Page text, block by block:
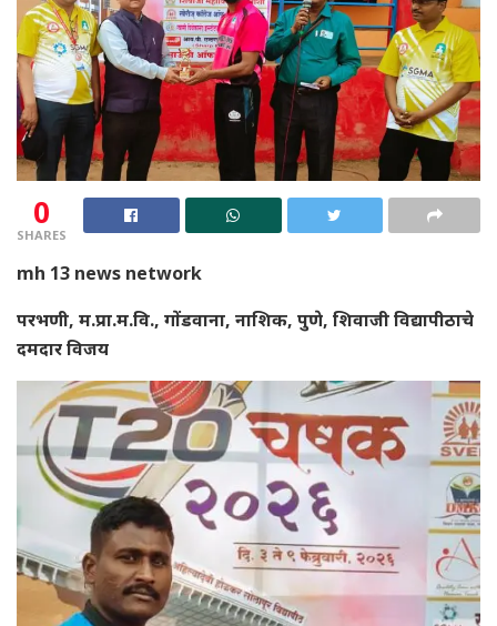
0
SHARES
mh 13 news network
परभणी, म.प्रा.म.वि., गोंडवाना, नाशिक, पुणे, शिवाजी विद्यापीठाचे
दमदार विजय